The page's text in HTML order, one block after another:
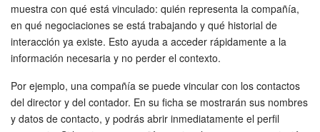
Calendario
Bitrix24 Drive
Webmail
Grupos de trabajo
muestra con qué está vinculado: quién representa la compañía,
en qué negociaciones se está trabajando y qué historial de
interacción ya existe. Esto ayuda a acceder rápidamente a la
información necesaria y no perder el contexto.
Por ejemplo, una compañía se puede vincular con los contactos
del director y del contador. En su ficha se mostrarán sus nombres
y datos de contacto, y podrás abrir inmediatamente el perfil